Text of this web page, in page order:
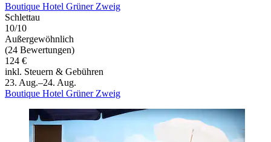
Boutique Hotel Grüner Zweig
Schlettau
10/10
Außergewöhnlich
(24 Bewertungen)
124 €
inkl. Steuern & Gebühren
23. Aug.–24. Aug.
Boutique Hotel Grüner Zweig